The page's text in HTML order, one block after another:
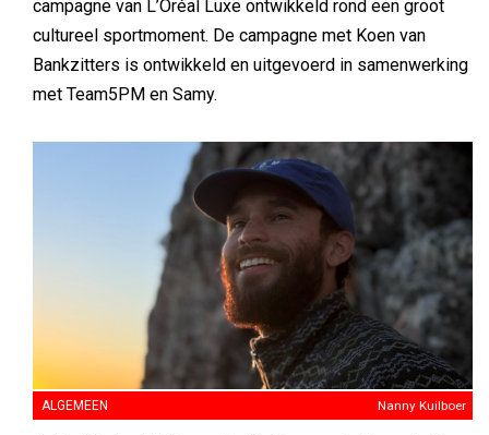
campagne van L’Oréal Luxe ontwikkeld rond een groot
cultureel sportmoment. De campagne met Koen van
Bankzitters is ontwikkeld en uitgevoerd in samenwerking
met Team5PM en Samy.
ALGEMEEN Nanny Kuilboer